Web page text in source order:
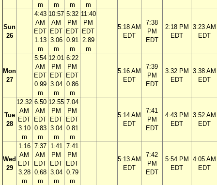
m
m
m
m
Sun
26
4:43
AM
EDT
1.13
m
10:57
AM
EDT
3.06
m
5:32
PM
EDT
0.91
m
11:40
PM
EDT
2.89
m
5:18 AM
EDT
7:38
PM
EDT
2:18 PM
EDT
3:23 AM
EDT
Mon
27
5:54
AM
EDT
0.99
m
12:01
PM
EDT
3.04
m
6:22
PM
EDT
0.86
m
5:16 AM
EDT
7:39
PM
EDT
3:32 PM
EDT
3:38 AM
EDT
Tue
28
12:32
AM
EDT
3.10
m
6:50
AM
EDT
0.83
m
12:55
PM
EDT
3.04
m
7:04
PM
EDT
0.81
m
5:14 AM
EDT
7:41
PM
EDT
4:43 PM
EDT
3:52 AM
EDT
Wed
29
1:16
AM
EDT
3.28
m
7:37
AM
EDT
0.68
m
1:41
PM
EDT
3.04
m
7:41
PM
EDT
0.79
m
5:13 AM
EDT
7:42
PM
EDT
5:54 PM
EDT
4:05 AM
EDT